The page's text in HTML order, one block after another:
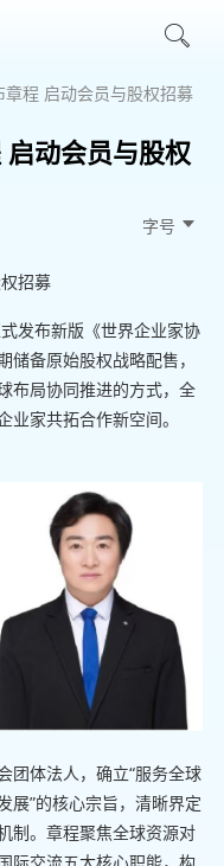
程 启动会员与股权招募
动会员与股权
字号
招募
发布新版《世界企业家协
备原始股权战略配售，
布局协同推进的方式，全
家共拓合作新空间。
团体法人，确立“服务全球
展”的核心宗旨，清晰界定
制。章程聚焦全球资源对